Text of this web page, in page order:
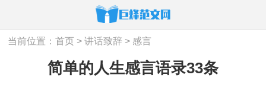
当前位置：首页 >讲话致辞 > 感言
简单的人生感言语录33条